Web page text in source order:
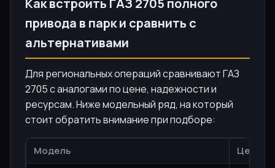
привода в парк и сравнить с
альтернативами
Для региональных операций сравнивают ГАЗ
2705 с аналогами по цене, надежности и
ресурсам. Ниже модельный ряд, на который
стоит обратить внимание при подборе:
Модель
Цена, ₽